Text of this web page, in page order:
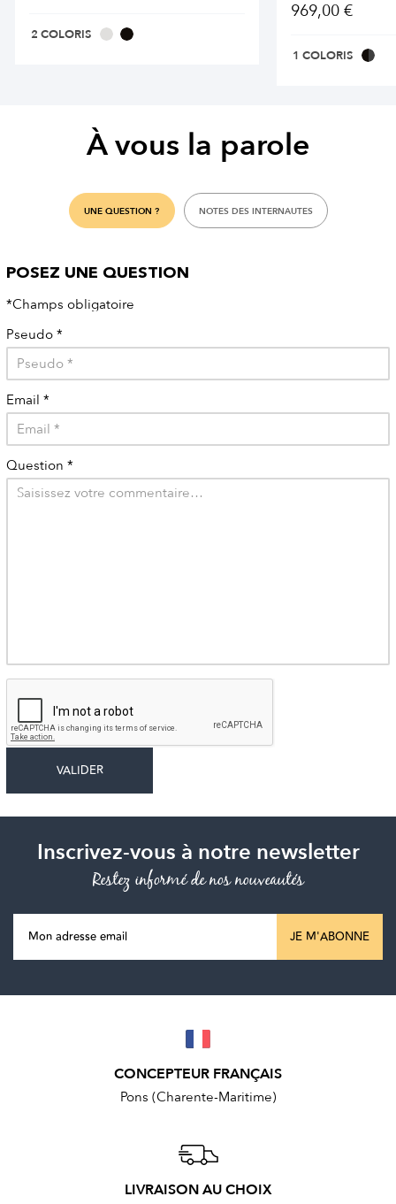
2 COLORIS
969,00 €
1 COLORIS
À vous la parole
UNE QUESTION ? NOTES DES INTERNAUTES
POSEZ UNE QUESTION
*Champs obligatoire
Pseudo *
Email *
Question *
Inscrivez-vous à notre newsletter
Restez informé de nos nouveautés
JE M'ABONNE
CONCEPTEUR FRANÇAIS
Pons (Charente-Maritime)
LIVRAISON AU CHOIX